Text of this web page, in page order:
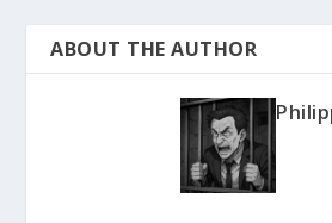
ABOUT THE AUTHOR